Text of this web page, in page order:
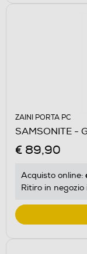
ZAINI PORTA PC
SAMSONITE -
€ 89,90
Acquisto online:
Ritiro in